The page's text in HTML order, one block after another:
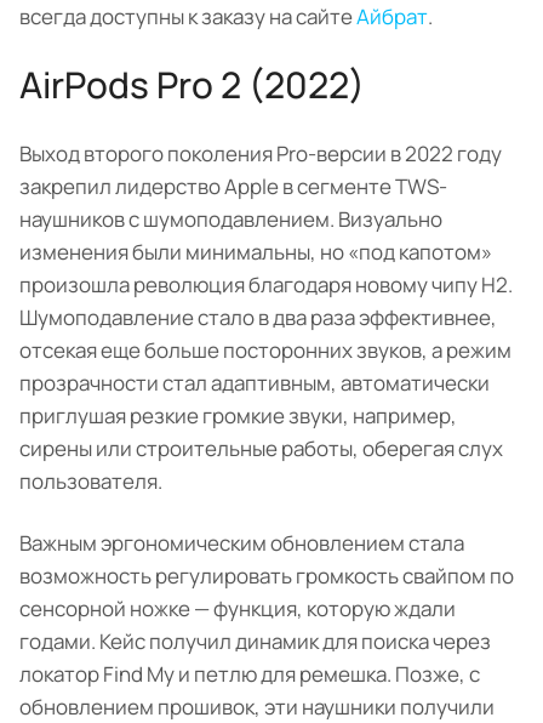
всегда доступны к заказу на сайтеАйбрат.
AirPods Pro 2 (2022)
Выход второго поколения Pro-версии в 2022 году
закрепил лидерство Apple в сегменте TWS-
наушников с шумоподавлением. Визуально
изменения были минимальны, но «под капотом»
произошла революция благодаря новому чипу H2.
Шумоподавление стало в два раза эффективнее,
отсекая еще больше посторонних звуков, а режим
прозрачности стал адаптивным, автоматически
приглушая резкие громкие звуки, например,
сирены или строительные работы, оберегая слух
пользователя.
Важным эргономическим обновлением стала
возможность регулировать громкость свайпом по
сенсорной ножке — функция, которую ждали
годами. Кейс получил динамик для поиска через
локатор Find My и петлю для ремешка. Позже, с
обновлением прошивок, эти наушники получили